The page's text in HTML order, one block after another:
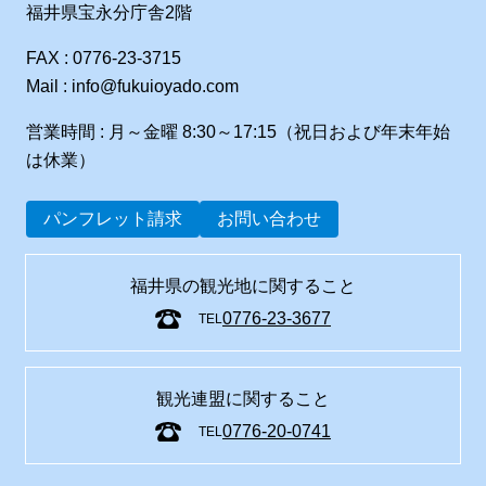
福井県宝永分庁舎2階
FAX : 0776-23-3715
Mail : info@fukuioyado.com
営業時間 : 月～金曜 8:30～17:15（祝日および年末年始
は休業）
パンフレット請求 お問い合わせ
福井県の観光地に関すること
TEL0776-23-3677
観光連盟に関すること
TEL0776-20-0741